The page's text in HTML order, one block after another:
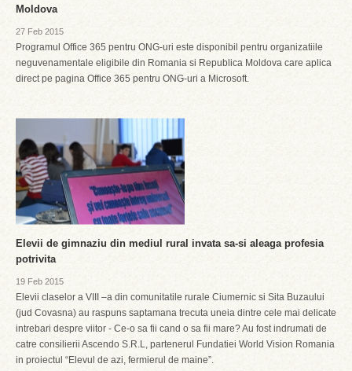
Moldova
27 Feb 2015
Programul Office 365 pentru ONG-uri este disponibil pentru organizatiile
neguvenamentale eligibile din Romania si Republica Moldova care aplica
direct pe pagina Office 365 pentru ONG-uri a Microsoft.
Elevii de gimnaziu din mediul rural invata sa-si aleaga profesia
potrivita
19 Feb 2015
Elevii claselor a VIII –a din comunitatile rurale Ciumernic si Sita Buzaului
(jud Covasna) au raspuns saptamana trecuta uneia dintre cele mai delicate
intrebari despre viitor - Ce-o sa fii cand o sa fii mare? Au fost indrumati de
catre consilierii Ascendo S.R.L, partenerul Fundatiei World Vision Romania
in proiectul “Elevul de azi, fermierul de maine”.